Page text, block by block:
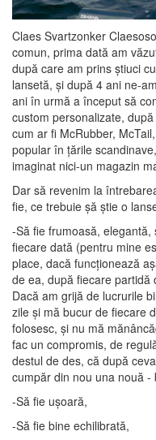
Claes Svartzonker
comun, prima dată am
după care am prins știuci
lansetă, și după 4 ani ne-
ani în urmă a început să
custom personalizate,
cum ar fi McRubber,
popular în țările
imaginat nici-un magazin
Dar să revenim la
fie, ce trebuie șă știe o
-Să fie frumoasă,
fiecare dată (pentru mine
place, dacă funcționează
de ea, după fiecare
Dacă am grijă de lucrurile
zile și mă bucur de fiecare
folosesc, și nu mă
fac un compromis, de
destul de des, că după
cumpăr din nou una nouă
-Să fie ușoară,
-Să fie bine echilibrată,